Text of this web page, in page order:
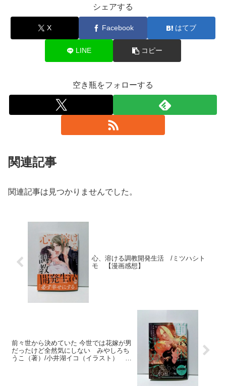
シェアする
X Facebook はてブ
LINE コピー
空き瓶をフォローする
関連記事
関連記事は見つかりませんでした。
心、溶ける調教開発生活 /ミツハシト
モ 【漫画感想】
前々世から決めていた 今世では花嫁が男
だったけど全然気にしない みやしろち
うこ（著）/小井湖イコ（イラスト）